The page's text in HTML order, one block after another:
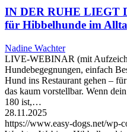
IN DER RUHE LIEGT
für Hibbelhunde im
Nadine Wachter
LIVE-WEBINAR (mit
Hundebegegnungen, einfach
Hund ins Restaurant gehen –
das kaum vorstellbar. Wenn
180 ist,…
28.11.2025
https://www.easy-dogs.net/wp-